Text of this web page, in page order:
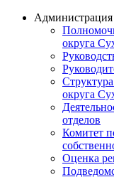
Администрация
округа
округа
отделов
Комитет
Оценка